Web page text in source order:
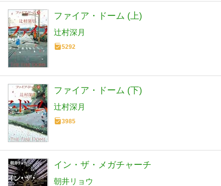
ファイア・ドーム (上)
辻村深月
5292
ファイア・ドーム (下)
辻村深月
3985
イン・ザ・メガチャーチ
朝井リョウ